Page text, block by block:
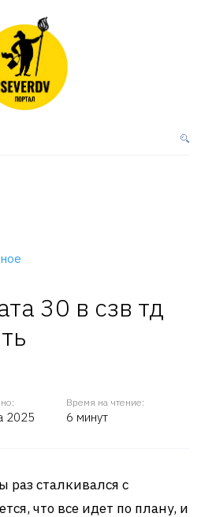
30 в сзв тд
2025
Время на чтение:
6 минут
раз сталкивался с
что все идет по плану, и